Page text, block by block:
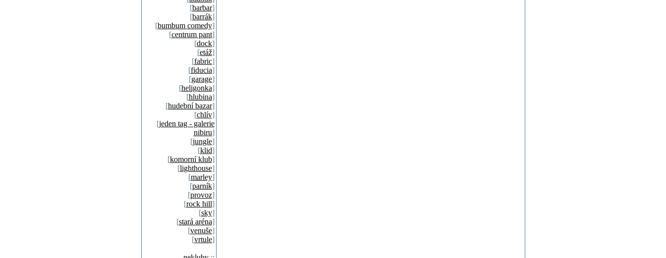
[barbar]
[barrák]
[bumbum comedy]
[centrum pant]
[dock]
[etáž]
[fabric]
[fiducia]
[garage]
[heligonka]
[hlubina]
[hudební bazar]
[chlív]
[jeden tag - galerie
nibiru]
[jungle]
[klid]
[komorní klub]
[lighthouse]
[marley]
[parník]
[provoz]
[rock hill]
[sky]
[stará aréna]
[venuše]
[vrtule]